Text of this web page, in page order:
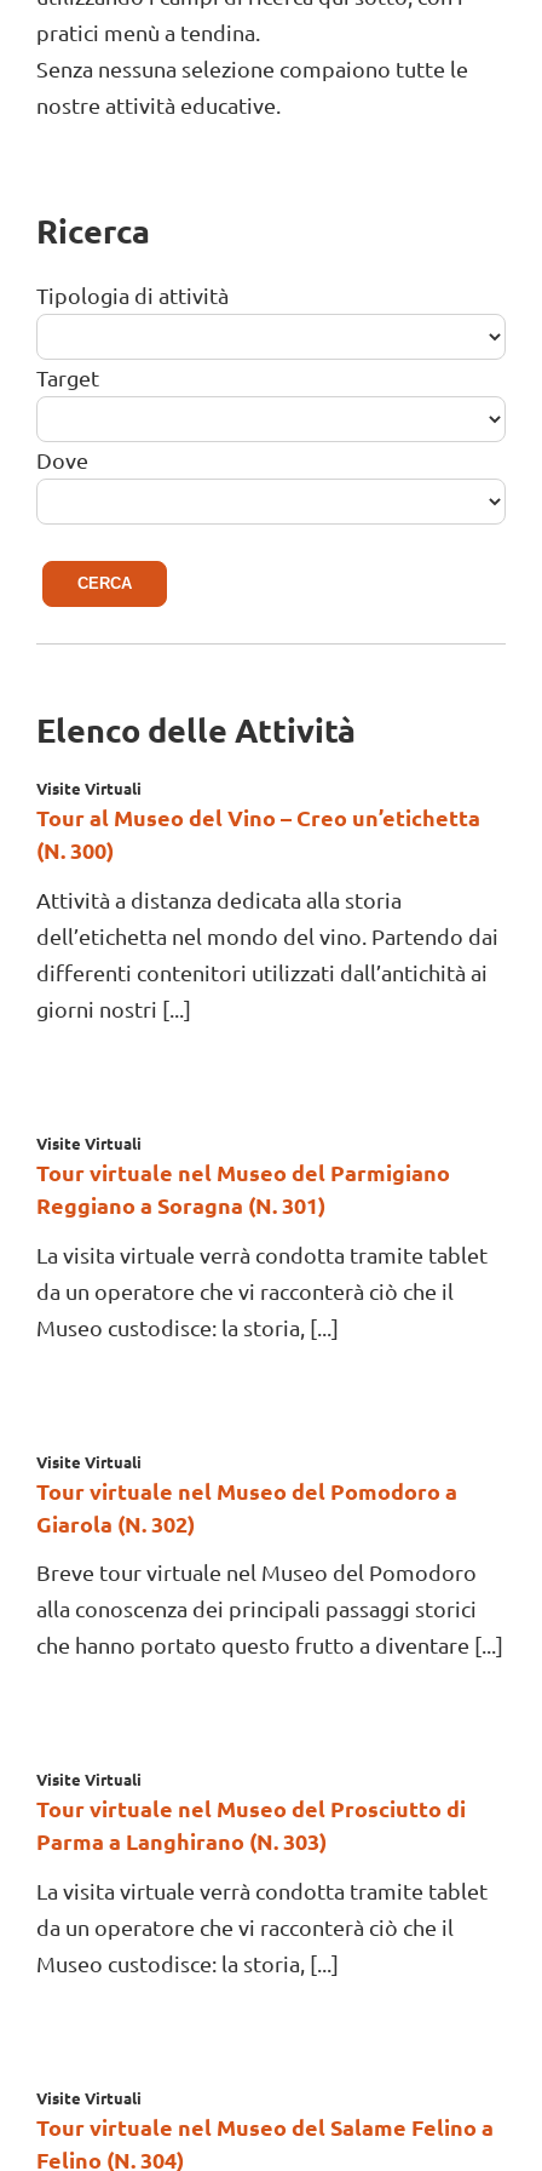
pratici menù a tendina.
Senza nessuna selezione compaiono tutte le
nostre attività educative.
Ricerca
Tipologia di attività
Target
Dove
CERCA
Elenco delle Attività
Visite Virtuali
Tour al Museo del Vino – Creo un’etichetta
(N. 300)
Attività a distanza dedicata alla storia
dell’etichetta nel mondo del vino. Partendo dai
differenti contenitori utilizzati dall’antichità ai
giorni nostri [...]
Visite Virtuali
Tour virtuale nel Museo del Parmigiano
Reggiano a Soragna (N. 301)
La visita virtuale verrà condotta tramite tablet
da un operatore che vi racconterà ciò che il
Museo custodisce: la storia, [...]
Visite Virtuali
Tour virtuale nel Museo del Pomodoro a
Giarola (N. 302)
Breve tour virtuale nel Museo del Pomodoro
alla conoscenza dei principali passaggi storici
che hanno portato questo frutto a diventare [...]
Visite Virtuali
Tour virtuale nel Museo del Prosciutto di
Parma a Langhirano (N. 303)
La visita virtuale verrà condotta tramite tablet
da un operatore che vi racconterà ciò che il
Museo custodisce: la storia, [...]
Visite Virtuali
Tour virtuale nel Museo del Salame Felino a
Felino (N. 304)